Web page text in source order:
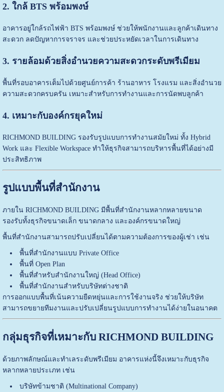
2. ใกล้ BTS พร้อมพงษ์
อาคารอยู่ใกล้รถไฟฟ้า BTS พร้อมพงษ์ ช่วยให้พนักงานและลูกค้าเดินทาง
สะดวก ลดปัญหาการจราจร และช่วยประหยัดเวลาในการเดินทาง
3. รายล้อมด้วยสิ่งอำนวยความสะดวกระดับพรีเมียม
พื้นที่รอบอาคารเต็มไปด้วยศูนย์การค้า ร้านอาหาร โรงแรม และสิ่งอำนวย
ความสะดวกครบครัน เหมาะสำหรับการทำงานและการนัดพบลูกค้า
4. เหมาะกับองค์กรยุคใหม่
RICHMOND BUILDING รองรับรูปแบบการทำงานสมัยใหม่ ทั้ง Hybrid
Work และ Flexible Workspace ทำให้ธุรกิจสามารถบริหารพื้นที่ได้อย่างมี
ประสิทธิภาพ
รูปแบบพื้นที่สำนักงาน
ภายใน RICHMOND BUILDING มีพื้นที่สำนักงานหลากหลายขนาด
รองรับทั้งธุรกิจขนาดเล็ก ขนาดกลาง และองค์กรขนาดใหญ่
พื้นที่สำนักงานสามารถปรับเปลี่ยนได้ตามความต้องการของผู้เช่า เช่น
พื้นที่สำนักงานแบบ Private Office
พื้นที่ Open Plan
พื้นที่สำหรับสำนักงานใหญ่ (Head Office)
พื้นที่สำนักงานสำหรับบริษัทต่างชาติ
การออกแบบพื้นที่เน้นความยืดหยุ่นและการใช้งานจริง ช่วยให้บริษัท
สามารถขยายทีมงานและปรับเปลี่ยนรูปแบบการทำงานได้ง่ายในอนาคต
กลุ่มธุรกิจที่เหมาะกับ RICHMOND BUILDING
ด้วยภาพลักษณ์และทำเลระดับพรีเมียม อาคารแห่งนี้จึงเหมาะกับธุรกิจ
หลากหลายประเภท เช่น
บริษัทข้ามชาติ (Multinational Company)